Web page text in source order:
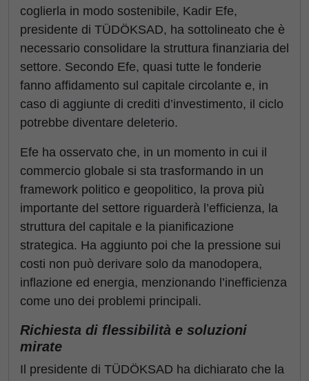
coglierla in modo sostenibile, Kadir Efe,
presidente di TÜDÖKSAD, ha sottolineato che è
necessario consolidare la struttura finanziaria del
settore. Secondo Efe, quasi tutte le fonderie
fanno affidamento sul capitale circolante e, in
caso di aggiunte di crediti d’investimento, il ciclo
potrebbe diventare deleterio.
Efe ha osservato che, in un momento in cui il
commercio globale si sta trasformando in un
framework politico e geopolitico, la prova più
importante del settore riguarderà l’efficienza, la
struttura del capitale e la pianificazione
strategica. Ha aggiunto poi che la pressione sui
costi non può derivare solo da manodopera,
inflazione ed energia, menzionando l’inefficienza
come uno dei problemi principali.
Richiesta di flessibilità e soluzioni
mirate
Il presidente di TÜDÖKSAD ha dichiarato che la